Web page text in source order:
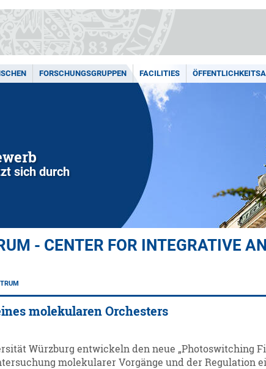
FORSCHUNGSGRUPPEN FACILITIES
sich durch
- CENTER FOR INTEGRATIVE
molekularen Orchesters
Würzburg entwickeln den neue „Photoswitching
molekularer Vorgänge und der Regulation